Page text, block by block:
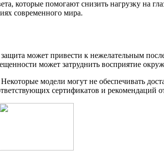
которые помогают снизить нагрузку на
современного мира.
может привести к нежелательным
может затруднить восприятие
модели могут не обеспечивать
сертификатов и рекомендаций